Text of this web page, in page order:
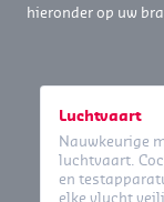
hieronder op uw
Luchtvaart
Nauwkeurige
luchtvaart.
en
elke vlucht